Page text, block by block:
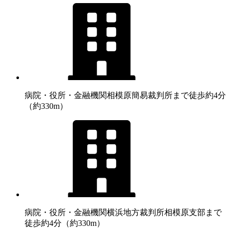
病院・役所・金融機関相模原簡易裁判所まで徒歩約4分
（約330m）
病院・役所・金融機関横浜地方裁判所相模原支部まで
徒歩約4分（約330m）